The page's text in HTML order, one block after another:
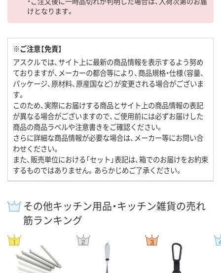
けとなります。
※ご注意【免責】
アスクルでは、サイト上に最新の商品情報を表示するよう努め
ておりますが、メーカーの都合等により、商品規格・仕様（容量、
パッケージ、原材料、原産国など）が変更される場合がございま
す。
このため、実際にお届けする商品とサイト上の商品情報の表記
が異なる場合がございますので、ご使用前には必ずお届けした
商品の商品ラベルや注意書きをご確認ください。
さらに詳細な商品情報が必要な場合は、メーカー等にお問い合
わせください。
また、販売単位における「セット」表記は、箱でのお届けをお約束
するものではありません。あらかじめご了承ください。
その他キッチン用品・キッチン雑貨の売れ
筋ランキング